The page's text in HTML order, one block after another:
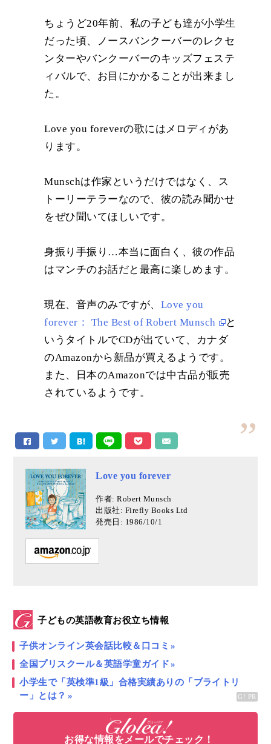
ちょうど20年前、私の子ども達が小学生
だった頃、ノースバンクーバーのレクセ
ンターやバンクーバーのキッズフェステ
ィバルで、お目にかかることが出来まし
た。
Love you foreverの歌にはメロディがあ
ります。
Munschは作家というだけではなく、ス
トーリーテラーなので、彼の読み聞かせ
をぜひ聞いてほしいです。
身振り手振り…本当に面白く、彼の作品
はマンチのお話だと最高に楽しめます。
現在、音声のみですが、 Love you
forever： The Best of Robert Munsch
と
いうタイトルでCDが出ていて、カナダ
のAmazonから新品が買えるようです。
また、日本のAmazonでは中古品が販売
されているようです。
Love you forever
作者: Robert Munsch
出版社: Firefly Books Ltd
発売日: 1986/10/1
子どもの英語教育お役立ち情報
子供オンライン英会話比較＆口コミ
全国プリスクール＆英語学童ガイド
小学生で「英検準1級」合格実績ありの「ブライトリ
ー」とは？
お得な情報をメールでチェック！